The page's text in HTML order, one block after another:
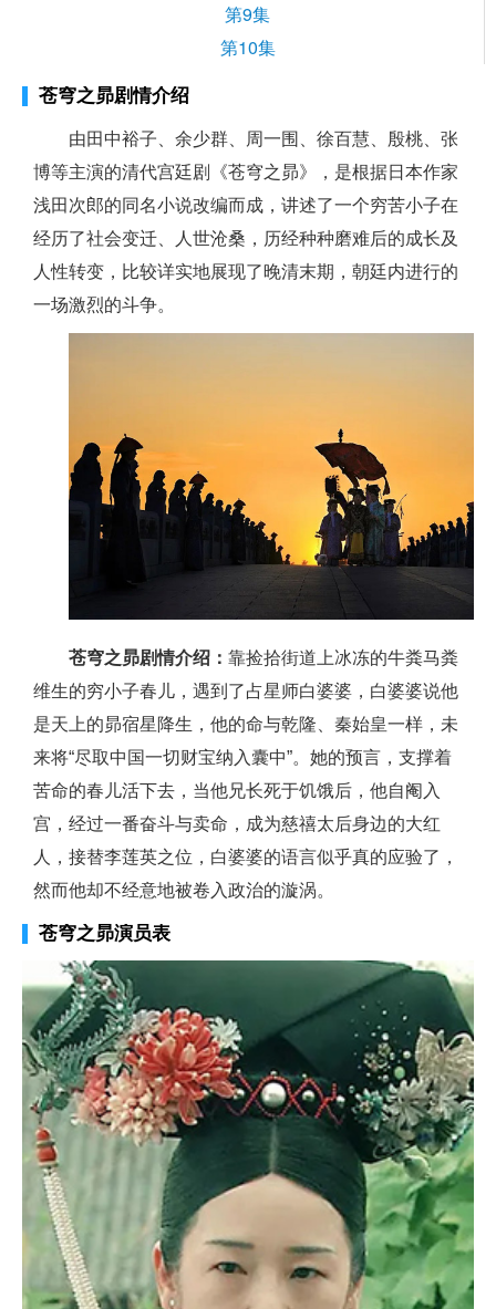
第9集
第10集
苍穹之昴剧情介绍
由田中裕子、余少群、周一围、徐百慧、殷桃、张
博等主演的清代宫廷剧《苍穹之昴》，是根据日本作家
浅田次郎的同名小说改编而成，讲述了一个穷苦小子在
经历了社会变迁、人世沧桑，历经种种磨难后的成长及
人性转变，比较详实地展现了晚清末期，朝廷内进行的
一场激烈的斗争。
苍穹之昴剧情介绍：靠捡拾街道上冰冻的牛粪马粪
维生的穷小子春儿，遇到了占星师白婆婆，白婆婆说他
是天上的昴宿星降生，他的命与乾隆、秦始皇一样，未
来将“尽取中国一切财宝纳入囊中”。她的预言，支撑着
苦命的春儿活下去，当他兄长死于饥饿后，他自阉入
宫，经过一番奋斗与卖命，成为慈禧太后身边的大红
人，接替李莲英之位，白婆婆的语言似乎真的应验了，
然而他却不经意地被卷入政治的漩涡。
苍穹之昴演员表